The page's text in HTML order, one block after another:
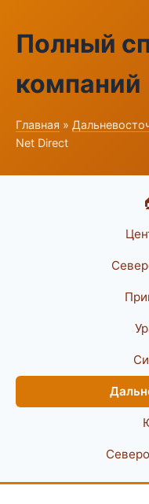
Полный
компаний
Главная »
Net Direct